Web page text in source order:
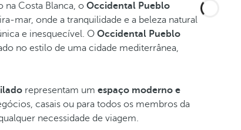
na Costa Blanca, o Occidental Pueblo
mar, onde a tranquilidade e a beleza natural
e inesquecível. O Occidental Pueblo
no estilo de uma cidade mediterrânea,
representam um espaço moderno e
casais ou para todos os membros da
necessidade de viagem.